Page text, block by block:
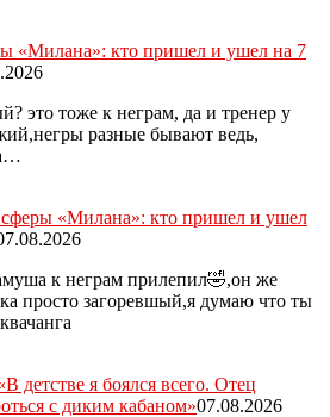
«Милана»: кто пришел и ушел на 7
это тоже к неграм, да и тренер у
разные бывают ведь,
«Милана»: кто пришел и ушел
к неграм прилепил🤣,он же
просто загоревшый,я думаю что ты
детстве я боялся всего. Отец
с диким кабаном»07.08.2026